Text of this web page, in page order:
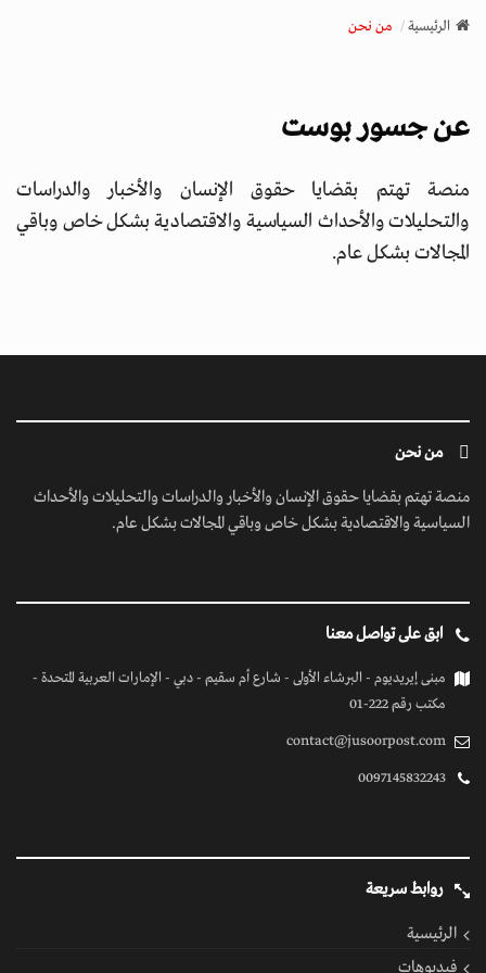
v
t
n
الرئيسية من نحن
عن جسوربوست
منصة تهتم بقضايا حقوق الإنسان والأخبار والدراسات
والتحليلات والأحداث السياسية والاقتصادية بشكل خاص وباقي
المجالات بشكل عام.
من نحن
منصة تهتم بقضايا حقوق الإنسان والأخبار والدراسات والتحليلات والأحداث
السياسية والاقتصادية بشكل خاص وباقي المجالات بشكل عام.
ابق على تواصل معنا
مبنى إيريديوم - البرشاء الأولى - شارع أم سقيم - دبي - الإمارات العربية المتحدة -
مكتب رقم 222-01
contact@jusoorpost.com
0097145832243
روابط سريعة
الرئيسية
فيديوهات